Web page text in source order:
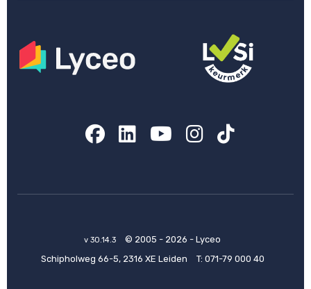
Facebook
LinkedIn
YouTube
Instagram
TikTok
v 30.14.3
© 2005 - 2026 - Lyceo
Schipholweg 66-5, 2316 XE Leiden
T: 071-79 000 40